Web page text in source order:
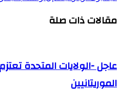
مقالات ذات صلة
عاجل -الولايات المتحدة
الموريتانيين